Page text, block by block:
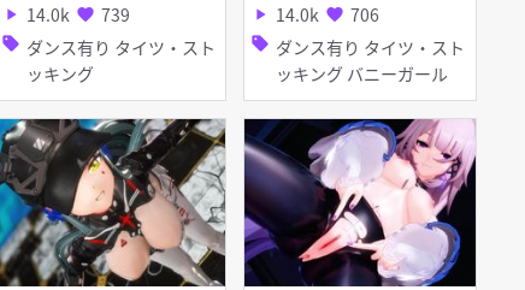
play_arrow 14.0k favorite 739
sell ダンス有り タイツ・スト
ッキング
play_arrow 14.0k favorite 706
sell ダンス有り タイツ・スト
ッキング バニーガール